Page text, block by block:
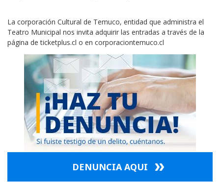
La corporación Cultural de Temuco, entidad que administra el
Teatro Municipal nos invita adquirir las entradas a través de la
página de ticketplus.cl o en corporaciontemuco.cl
DENUNCIA AQUI